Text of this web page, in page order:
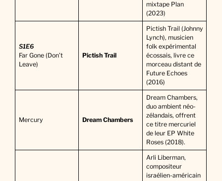
mixtape Plan
(2023)
S1E6
Far Gone (Don’t
Leave)
Pictish Trail
Pictish Trail (Johnny
Lynch), musicien
folk expérimental
écossais, livre ce
morceau distant de
Future Echoes
(2016)
Mercury Dream Chambers
Dream Chambers,
duo ambient néo-
zélandais, offrent
ce titre mercuriel
de leur EP White
Roses (2018).
Arli Liberman,
compositeur
israélien-américain